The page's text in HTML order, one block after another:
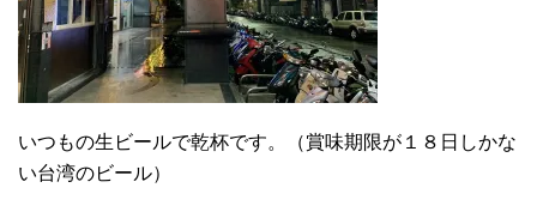
いつもの生ビールで乾杯です。（賞味期限が１８日しかな
い台湾のビール）